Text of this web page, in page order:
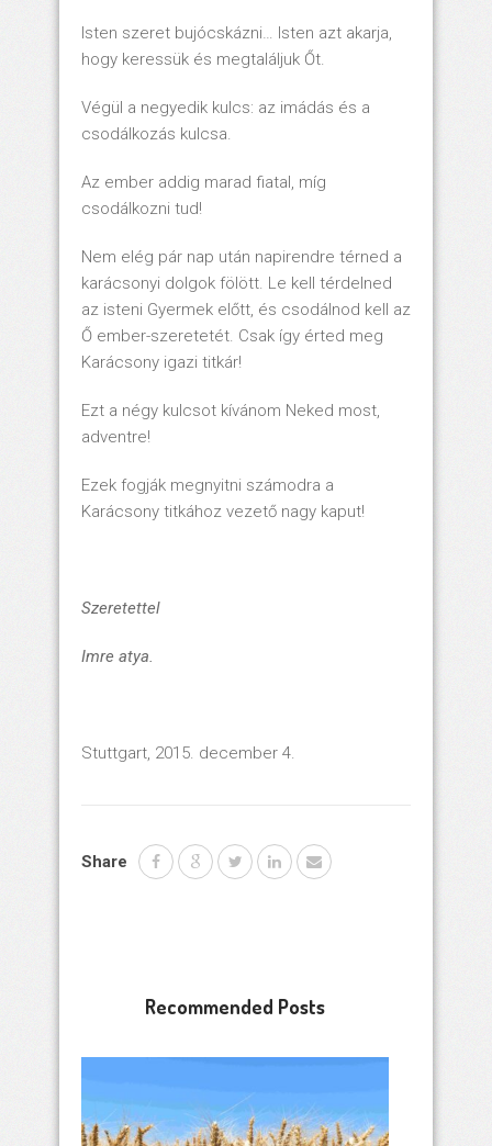
Isten szeret bujócskázni… Isten azt akarja,
hogy keressük és megtaláljuk Őt.
Végül a negyedik kulcs: az imádás és a
csodálkozás kulcsa.
Az ember addig marad fiatal, míg
csodálkozni tud!
Nem elég pár nap után napirendre térned a
karácsonyi dolgok fölött. Le kell térdelned
az isteni Gyermek előtt, és csodálnod kell az
Ő ember-szeretetét. Csak így érted meg
Karácsony igazi titkár!
Ezt a négy kulcsot kívánom Neked most,
adventre!
Ezek fogják megnyitni számodra a
Karácsony titkához vezető nagy kaput!
Szeretettel
Imre atya.
Stuttgart, 2015. december 4.
Share
Recommended Posts